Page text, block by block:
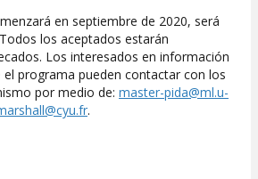
en septiembre de 2020, será
los aceptados estarán
Los interesados en información
programa pueden contactar con los
por medio de: master-pida@ml.u-
.